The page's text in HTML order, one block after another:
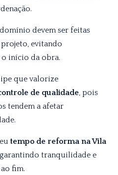
devem ser feitas
evitando
início da obra.
que valorize
de qualidade , pois
tendem a afetar
tempo de reforma na Vila
tranquilidade e
fim.